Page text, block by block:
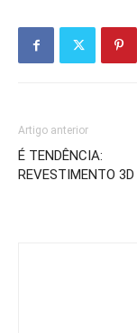
Artigo anterior
É TENDÊNCIA:
REVESTIMENTO 3D